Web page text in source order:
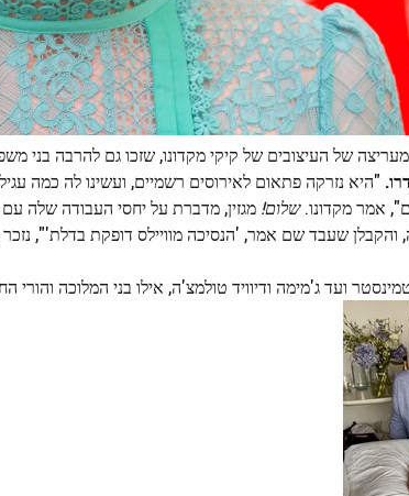
מעריצה של העיצובים של קיקי מקדונו, שזכו גם להרבה בני
"היא נזרקה פתאום לאירוסים רשמיים, ועשינו לה כמה
אמר מקדונו.שלום! מגזין, מדברת על יחסי העבודה שלה
והקבלן שעבד שם אמר, 'הנסיכה מוויילס דופקת בדלת'", נזכר
ועד ג'מימה ודיוויד טולמצ'ה, אילו בני המלוכה והורי